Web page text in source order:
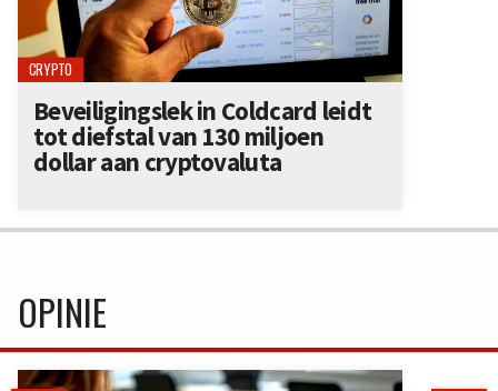
CRYPTO
Beveiligingslek in Coldcard leidt
tot diefstal van 130 miljoen
dollar aan cryptovaluta
OPINIE